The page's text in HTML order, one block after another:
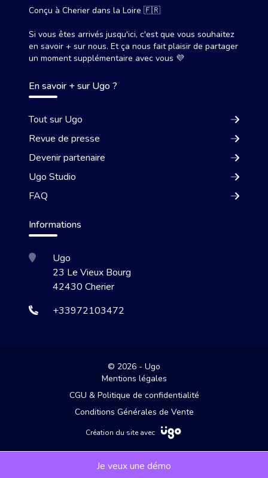
Je veux une démo
Conçu à Cherier dans la Loire 🇫🇷
Si vous êtes arrivés jusqu'ici, c'est que vous souhaitez
en savoir + sur nous. Et ça nous fait plaisir de partager
un moment supplémentaire avec vous 💜
En savoir + sur Ugo ?
Tout sur Ugo
Revue de presse
Devenir partenaire
Ugo Studio
FAQ
Informations
Ugo
23 Le Vieux Bourg
42430 Cherier
+33972103472
© 2026 - Ugo
Mentions légales
CGU & Politique de confidentialité
Conditions Générales de Vente
Création du site avec